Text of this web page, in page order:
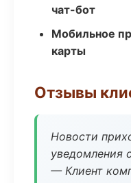
чат-бот
Мобильное
карты
Отзывы
Новости
уведомления
— Клиент